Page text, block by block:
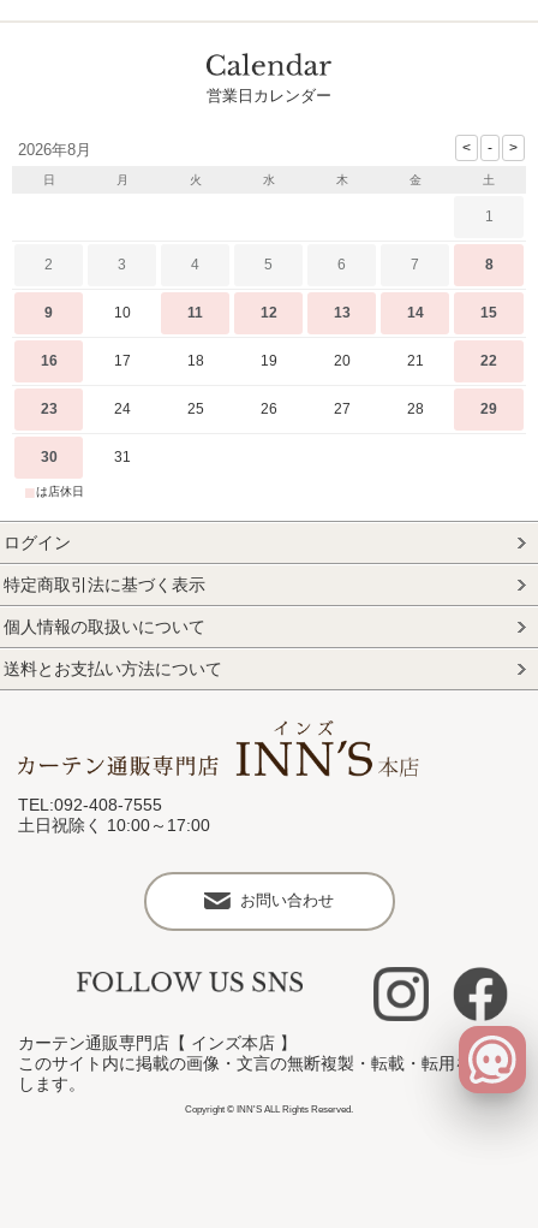
営業日カレンダー
2026年8月
日 月 火 水 木 金 土
1
2 3 4 5 6 7 8
9 10 11 12 13 14 15
16 17 18 19 20 21 22
23 24 25 26 27 28 29
30 31
■は店休日
ログイン
特定商取引法に基づく表示
個人情報の取扱いについて
送料とお支払い方法について
TEL:092-408-7555
土日祝除く 10:00～17:00
お問い合わせ
カーテン通販専門店【 インズ本店 】
このサイト内に掲載の画像・文言の無断複製・転載・転用を禁止
します。
Copyright © INN'S ALL Rights Reserved.